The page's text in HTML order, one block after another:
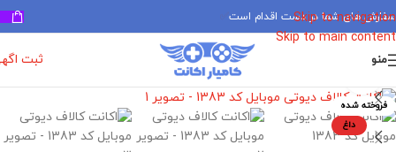
Skip to navigation
Skip to main content
سفارش های شما در دست اقدام است
منو ثبت
فروخته شده
داغ
برای بزرگنمایی کلیک کنید